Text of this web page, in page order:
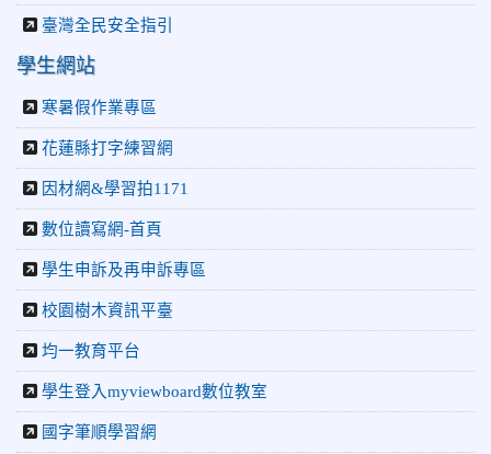
臺灣全民安全指引
學生網站
寒暑假作業專區
花蓮縣打字練習網
因材網&學習拍1171
數位讀寫網-首頁
學生申訴及再申訴專區
校園樹木資訊平臺
均一教育平台
學生登入myviewboard數位教室
國字筆順學習網